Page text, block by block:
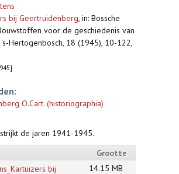
bij Geertruidenberg, in: Bossche
voor de geschiedenis van
Hertogenbosch, 18 (1945), 10-122,
O.Cart. (historiographia)
de jaren 1941-1945.
Grootte
bij
14.15 MB